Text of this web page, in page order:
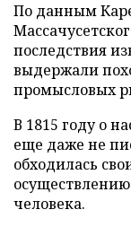
По данным
последствия
выдержали
промысловых
В 1815 году о
еще даже не
обходилась
человека.